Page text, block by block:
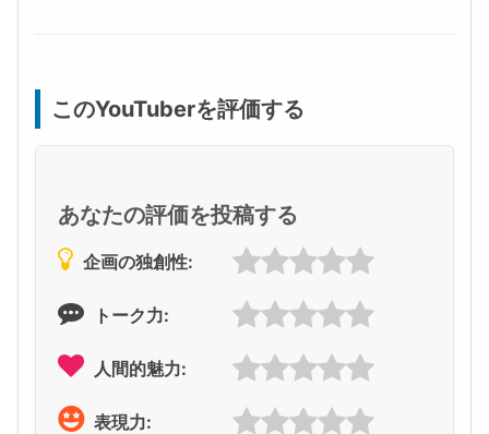
このYouTuberを評価する
あなたの評価を投稿する
企画の独創性:
トーク力:
人間的魅力:
表現力: